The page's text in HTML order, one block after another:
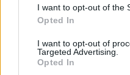
I want to opt-out of the
Opted In
I want to opt-out of
Targeted Advertising.
Opted In
Reklama